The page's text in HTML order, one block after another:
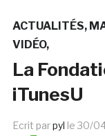
ACTUALITÉS
VIDÉO
La
iTunesU
Ecrit parpyl le 30/